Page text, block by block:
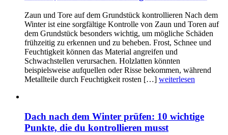
Zaun und Tore auf dem Grundstück kontrollieren Nach dem
Winter ist eine sorgfältige Kontrolle von Zaun und Toren auf
dem Grundstück besonders wichtig, um mögliche Schäden
frühzeitig zu erkennen und zu beheben. Frost, Schnee und
Feuchtigkeit können das Material angreifen und
Schwachstellen verursachen. Holzlatten könnten
beispielsweise aufquellen oder Risse bekommen, während
Metallteile durch Feuchtigkeit rosten […] weiterlesen
Dach nach dem Winter prüfen: 10 wichtige
Punkte, die du kontrollieren musst